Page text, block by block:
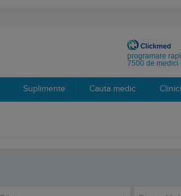
programare
7500 de medici
Suplimente Cauta medic Clinici